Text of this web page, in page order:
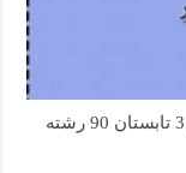
دانلود رایگان نمونه سوال حسابداری صنعتی 3 تابستان 90 رشته